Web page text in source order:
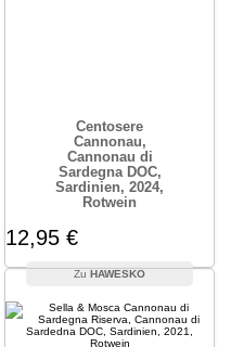
Centosere
Cannonau,
Cannonau di
Sardegna DOC,
Sardinien, 2024,
Rotwein
12,95 €
HAWESKO